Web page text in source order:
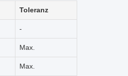
Toleranz
-
Max.
Max.